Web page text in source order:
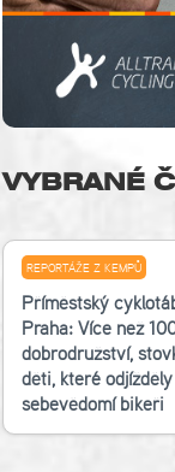
VYBRANÉ
REPORTÁŽE Z KEMPŮ
Příměstský
Praha: Více než
dobrodružství,
děti, které
sebevědomí bikeři